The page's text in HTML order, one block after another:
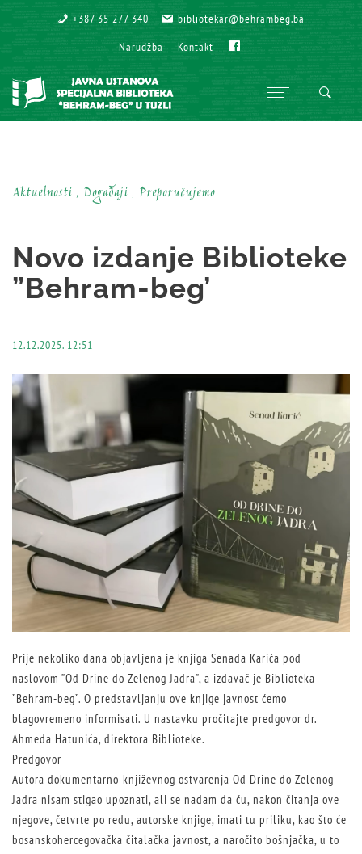
+387 35 277 340
+387 35 277 340 bibliotekar@behrambeg.ba
bibliotekar@behrambeg.ba
Narudžba
Narudžba Kontakt
Kontakt
Aktuelnosti , Događaji , Preporučujemo
Novo izdanje Biblioteke
”Behram-beg’
12.12.2025. 12:51
Prije nekoliko dana objavljena je knjiga Senada Karića pod
naslovom ”Od Drine do Zelenog Jadra”, a izdavač je Biblioteka
”Behram-beg”. O predstavljanju ove knjige javnost ćemo
blagovremeno informisati. U nastavku pročitajte predgovor dr.
Ahmeda Hatunića, direktora Biblioteke.
Predgovor
Autora dokumentarno-književnog ostvarenja Od Drine do Zelenog
Jadra nisam stigao upoznati, ali se nadam da ću, nakon čitanja ove
njegove, četvrte po redu, autorske knjige, imati tu priliku, kao što će
bosanskohercegovačka čitalačka javnost, a naročito bošnjačka, u to